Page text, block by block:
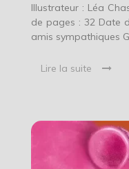
Illustrateur : Léa
de pages : 32 Date
amis sympathiques
Lire la suite